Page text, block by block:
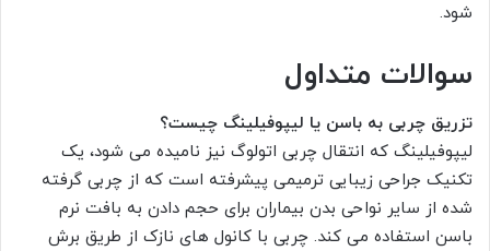
شود.
سوالات متداول
تزریق چربی به باسن یا لیپوفیلینگ چیست؟
لیپوفیلینگ که انتقال چربی اتولوگ نیز نامیده می شود، یک
تکنیک جراحی زیبایی ترمیمی پیشرفته است که از چربی گرفته
شده از سایر نواحی بدن بیماران برای حجم دادن به بافت نرم
باسن استفاده می کند. چربی با کانول های نازک از طریق برش